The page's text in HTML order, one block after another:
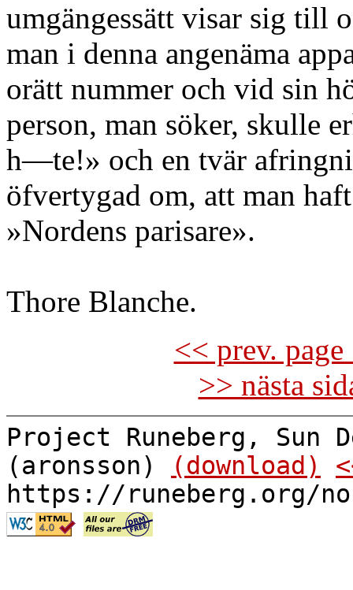
umgängessätt visar sig till
man i denna angenäma
orätt nummer och vid sin
person, man söker, skulle
h—te!» och en tvär
öfvertygad om, att man
»Nordens parisare».
Thore Blanche.
<< prev.
>> nästa
Project Runeberg, Sun
(aronsson)
(download)
https://runeberg.org/